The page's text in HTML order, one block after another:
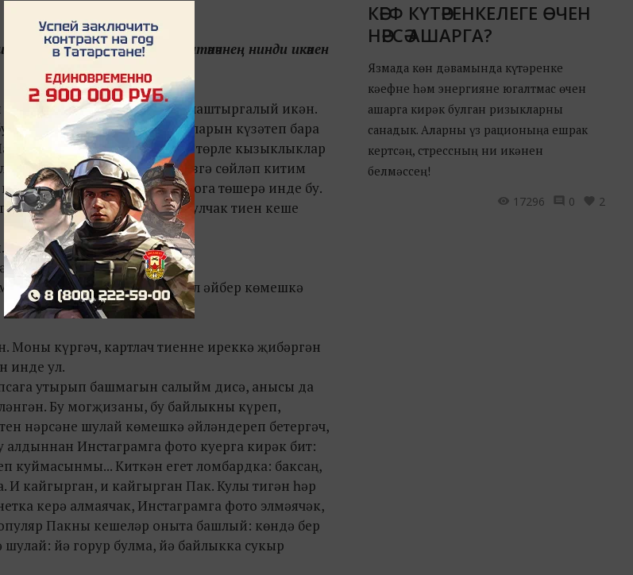
Шуңа күрә куян җибәргән күчтәнәчнең нинди икәнен
кызыклы хәлләр булгалаштыргалый икән.
без дә аның маҗараларын күзәтеп бара
һәм аның белән дә төрле кызыклыклар
вакеыйгаларның берсен сезгә сөйләп китим
ни күренсә, шуны фотога төшерә инде бу.
ә чып-чын алтын тиен! Шулчак тиен кеше
күпме лайк җыйган.
нәрсәгә кагылсам, шул әйбер көмешкә
Моны күргәч, картлач тиенне иреккә җибәргән
инде ул.
утырып башмагын салыйм дисә, анысы да
Бу могҗизаны, бу байлыкны күреп,
нәрсәне шулай көмешкә әйләндереп бетергәч,
алдыннан Инстаграмга фото куерга кирәк бит:
куймасынмы... Киткән егет ломбардка: баксаң,
И кайгырган, и кайгырган Пак. Кулы тигән һәр
керә алмаячак, Инстаграмга фото элмәячәк,
Пакны кешеләр оныта башлый: көндә бер
йә горур булма, йә байлыкка сукыр
КӘЕФ КҮТӘРЕНКЕЛЕГЕ ӨЧЕН
НӘРСӘ АШАРГА?
Язмада көн дәвамында күтәренке
кәефне һәм энергияне югалтмас өчен
ашарга кирәк булган ризыкларны
санадык. Аларны үз рационыңа ешрак
кертсәң, стрессның ни икәнен
белмәссең!
17296
0 2